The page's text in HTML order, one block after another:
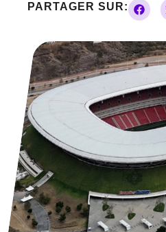
PARTAGER SUR: